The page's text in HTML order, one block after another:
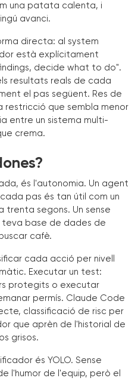
una patata calenta, i
avanci.
directa: al system
està explícitament
decide what to do".
resultats reals de cada
el pas següent. Res de
restricció que sembla menor
entre un sistema multi-
crema.
és l'autonomia. Un agent
pas és tan útil com un
segons. Un sense
base de dades de
cafè.
cada acció per nivell
Executar un test:
protegits o executar
permís. Claude Code
classificació de risc per
que aprèn de l'historial de
grisos.
és YOLO. Sense
l'humor de l'equip, però el